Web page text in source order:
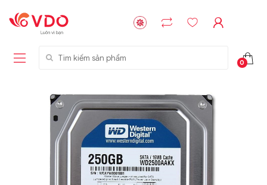
Tìm kiếm sản phẩm
0
Storage Micron -
Liên hệ
GIGABYTE
G593-ZD1 (rev.
AAX1)